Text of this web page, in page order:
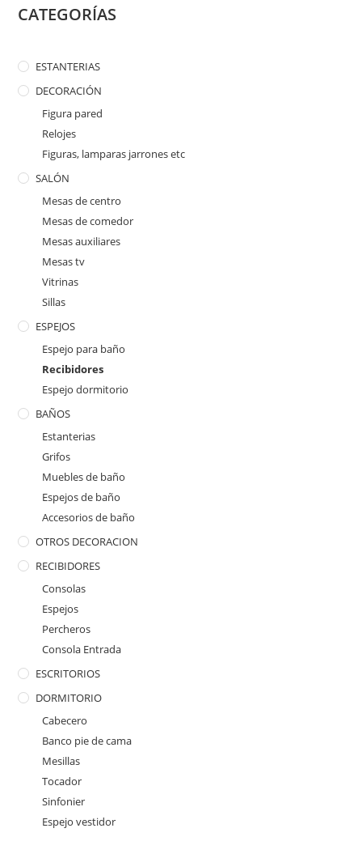
CATEGORÍAS
ESTANTERIAS
DECORACIÓN
Figura pared
Relojes
Figuras, lamparas jarrones etc
SALÓN
Mesas de centro
Mesas de comedor
Mesas auxiliares
Mesas tv
Vitrinas
Sillas
ESPEJOS
Espejo para baño
Recibidores
Espejo dormitorio
BAÑOS
Estanterias
Grifos
Muebles de baño
Espejos de baño
Accesorios de baño
OTROS DECORACION
RECIBIDORES
Consolas
Espejos
Percheros
Consola Entrada
ESCRITORIOS
DORMITORIO
Cabecero
Banco pie de cama
Mesillas
Tocador
Sinfonier
Espejo vestidor